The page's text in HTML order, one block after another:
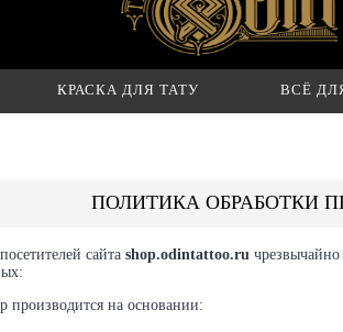
КРАСКА ДЛЯ ТАТУ ВСЁ
ПОЛИТИКА ОБРАБОТКИ
сайта shop.odintattoo.ru
производится на основании: